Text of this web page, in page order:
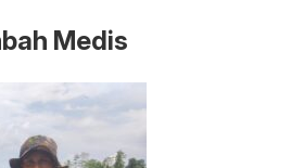
Medis